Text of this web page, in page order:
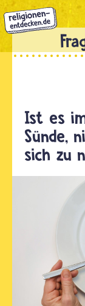
Direkt
zum
Inhalt
Ist es
Sünde,
sich zu